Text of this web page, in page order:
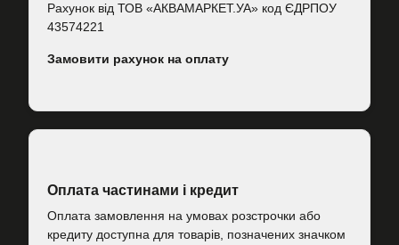
Рахунок від ТОВ «АКВАМАРКЕТ.УА» код ЄДРПОУ
43574221
Замовити рахунок на оплату
Оплата частинами і кредит
Оплата замовлення на умовах розстрочки або
кредиту доступна для товарів, позначених значком